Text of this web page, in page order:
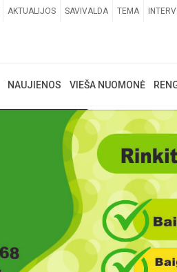
AKTUALIJOS SAVIVALDA TEMA
NAUJIENOS VIEŠA NUOMONĖ